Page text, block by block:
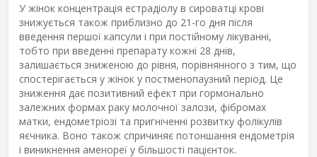
У жінок концентрація естрадіолу в сироватці крові
знижується також приблизно до 21-го дня після
введення першої капсули і при постійному лікуванні,
тобто при введенні препарату кожні 28 днів,
залишається зниженою до рівня, порівнянного з тим, що
спостерігається у жінок у постменопаузний період. Це
зниження дає позитивний ефект при гормонально
залежних формах раку молочної залози, фібромах
матки, ендометріозі та пригніченні розвитку фолікулів
яєчника. Воно також спричиняє потоншання ендометрія
і виникнення аменореї у більшості пацієнток.